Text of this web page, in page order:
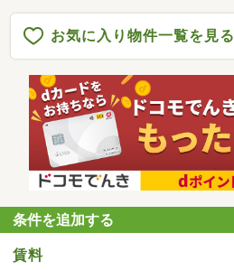
お気に入り物件一覧を見る
条件を追加する
賃料